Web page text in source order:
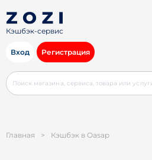
Кэшбэк-сервис
Вход Регистрация
Главная > Кэшбэк в Oasap